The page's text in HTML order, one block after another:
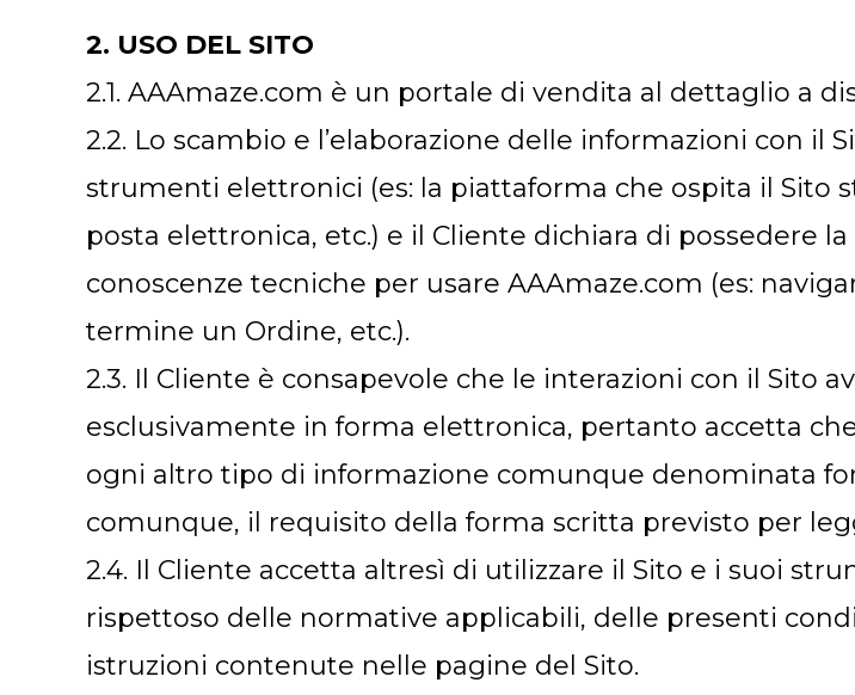
2. USO DEL SITO
2.1. AAAmaze.com è un portale di vendita al dettaglio a
2.2. Lo scambio e l’elaborazione delle informazioni con
strumenti elettronici (es: la piattaforma che ospita il Sito
posta elettronica, etc.) e il Cliente dichiara di possedere
conoscenze tecniche per usare AAAmaze.com (es:
termine un Ordine, etc.).
2.3. Il Cliente è consapevole che le interazioni con il Sito
esclusivamente in forma elettronica, pertanto accetta
ogni altro tipo di informazione comunque denominata
comunque, il requisito della forma scritta previsto per
2.4. Il Cliente accetta altresì di utilizzare il Sito e i suoi
rispettoso delle normative applicabili, delle presenti
istruzioni contenute nelle pagine del Sito.